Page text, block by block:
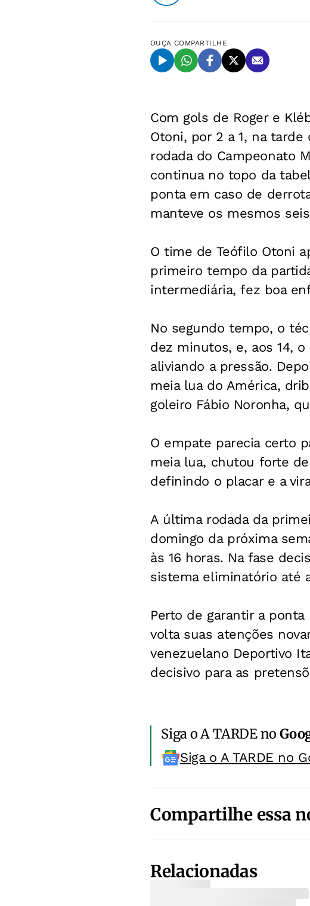
OUÇA COMPARTILHE
Com gols de Roger e
Otoni, por 2 a 1, na tarde
rodada do Campeonato
continua no topo da
ponta em caso de
manteve os mesmos
O time de Teófilo Otoni
primeiro tempo da
intermediária, fez boa
No segundo tempo, o
dez minutos, e, aos 14,
aliviando a pressão.
meia lua do América,
goleiro Fábio Noronha,
O empate parecia certo
meia lua, chutou forte
definindo o placar e a
A última rodada da
domingo da próxima
às 16 horas. Na fase
sistema eliminatório até
Perto de garantir a
volta suas atenções
venezuelano Deportivo
decisivo para as
Siga o A TARDE no
Siga o A TARDE no
Compartilhe essa
Relacionadas